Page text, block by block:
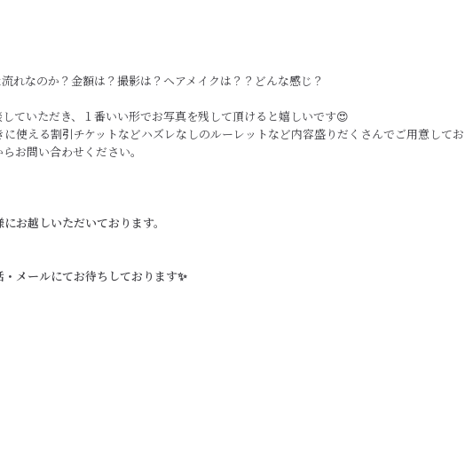
れなのか？金額は？撮影は？ヘアメイクは？？どんな感じ？
ていただき、１番いい形でお写真を残して頂けると嬉しいです😍
使える割引チケットなどハズレなしのルーレットなど内容盛りだくさんでご用意して
お問い合わせください。
お越しいただいております。
メールにてお待ちしております✨